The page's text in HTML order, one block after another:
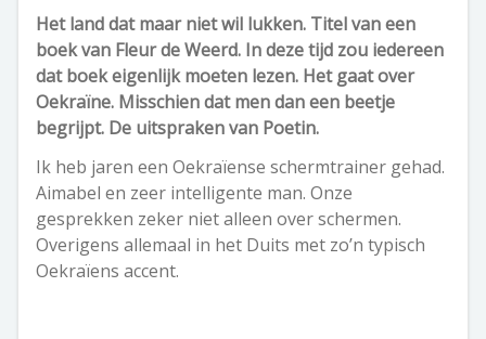
Het land dat maar niet wil lukken. Titel van een
boek van Fleur de Weerd. In deze tijd zou iedereen
dat boek eigenlijk moeten lezen. Het gaat over
Oekraïne. Misschien dat men dan een beetje
begrijpt. De uitspraken van Poetin.
Ik heb jaren een Oekraïense schermtrainer gehad.
Aimabel en zeer intelligente man. Onze
gesprekken zeker niet alleen over schermen.
Overigens allemaal in het Duits met zo’n typisch
Oekraïens accent.